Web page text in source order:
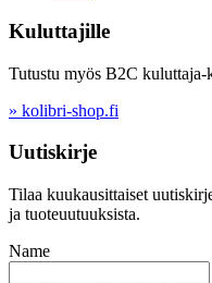
Kuluttajille
Tutustu myös B2C kuluttaja-
» kolibri-shop.fi
Uutiskirje
Tilaa kuukausittaiset
ja tuoteuutuuksista.
Name